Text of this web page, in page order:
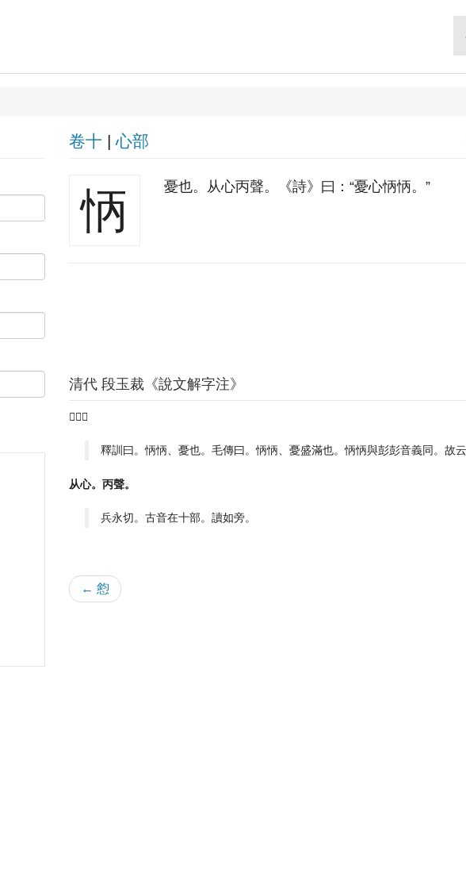
卷十|心部
怲 憂也。从心丙聲。《詩》曰：“憂心怲怲。”
清代 段玉裁《說文解字注》
𢝊也。
釋訓曰。怲怲、憂也。毛傳曰。怲怲、憂盛滿也。怲怲與彭彭音義同。故云
从心。丙聲。
兵永切。古音在十部。讀如旁。
← 憌